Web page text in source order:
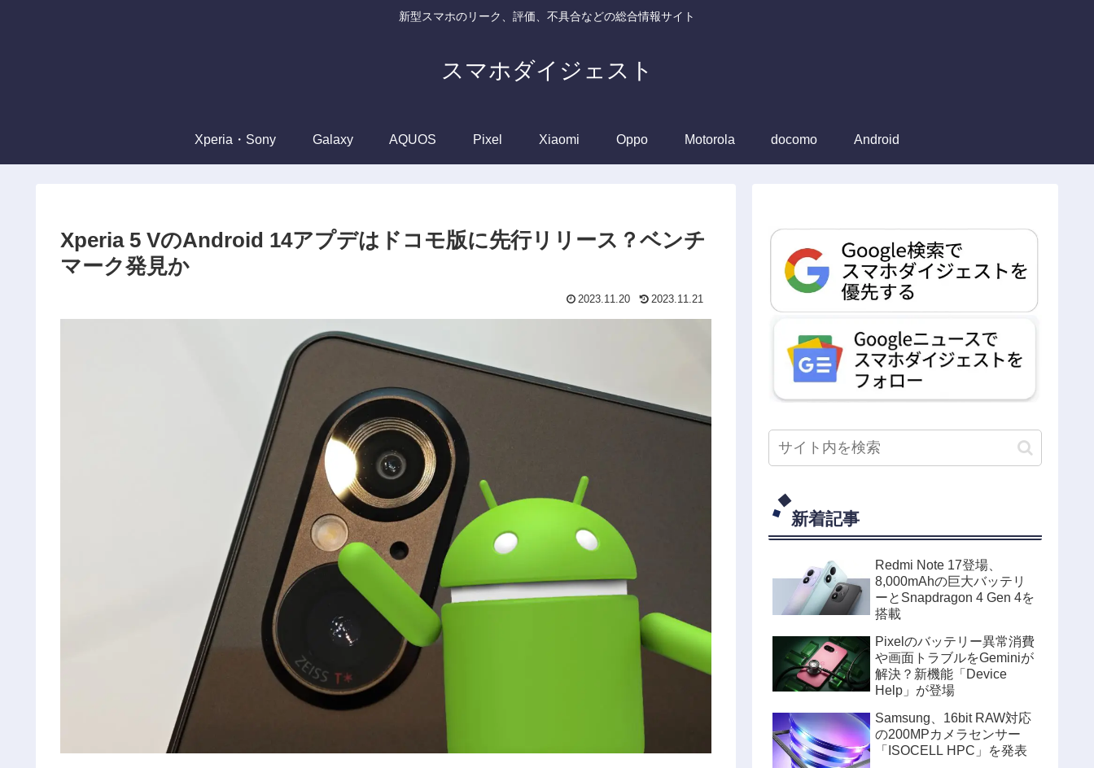
新型スマホのリーク、評価、不具合などの総合情報サイト
スマホダイジェスト
Xperia・Sony Galaxy AQUOS Pixel Xiaomi Oppo Motorola docomo Android
Xperia 5 VのAndroid 14アプデはドコモ版に先行リリース？ベンチ
マーク発見か
2023.11.20 2023.11.21
新着記事
Redmi Note 17登場、
8,000mAhの巨大バッテリ
ーとSnapdragon 4 Gen 4を
搭載
Pixelのバッテリー異常消費
や画面トラブルをGeminiが
解決？新機能「Device
Help」が登場
Samsung、16bit RAW対応
の200MPカメラセンサー
「ISOCELL HPC」を発表